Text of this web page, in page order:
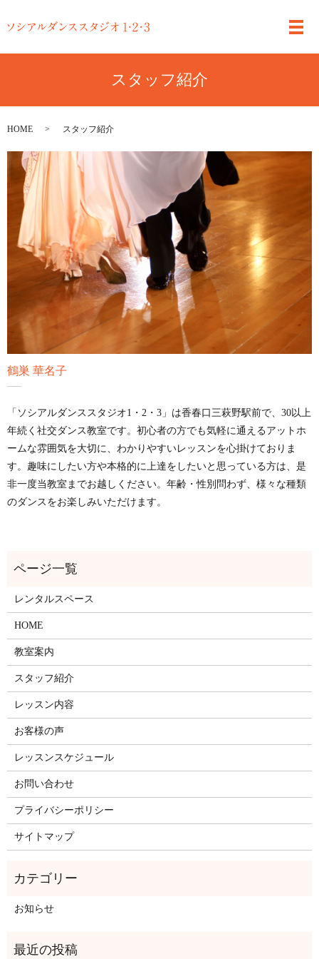
スタッフ紹介
HOME スタッフ紹介
鶴巣 華名子
「ソシアルダンススタジオ1・2・3」は香春口三萩野駅前で、30以上
年続く社交ダンス教室です。初心者の方でも気軽に通えるアットホ
ームな雰囲気を大切に、わかりやすいレッスンを心掛けておりま
す。趣味にしたい方や本格的に上達をしたいと思っている方は、是
非一度当教室までお越しください。年齢・性別問わず、様々な種類
のダンスをお楽しみいただけます。
レンタルスペース
HOME
教室案内
スタッフ紹介
レッスン内容
お客様の声
レッスンスケジュール
お問い合わせ
プライバシーポリシー
サイトマップ
お知らせ